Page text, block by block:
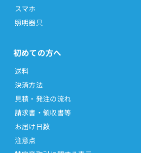
スマホ
照明器具
初めての方へ
送料
決済方法
見積・発注の流れ
請求書・領収書等
お届け日数
注意点